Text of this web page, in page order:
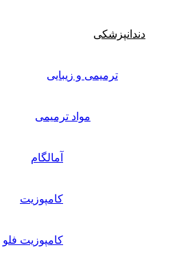
دندانپزشکی
ترمیمی و زیبایی
مواد ترمیمی
آمالگام
کامپوزیت
کامپوزیت فلو